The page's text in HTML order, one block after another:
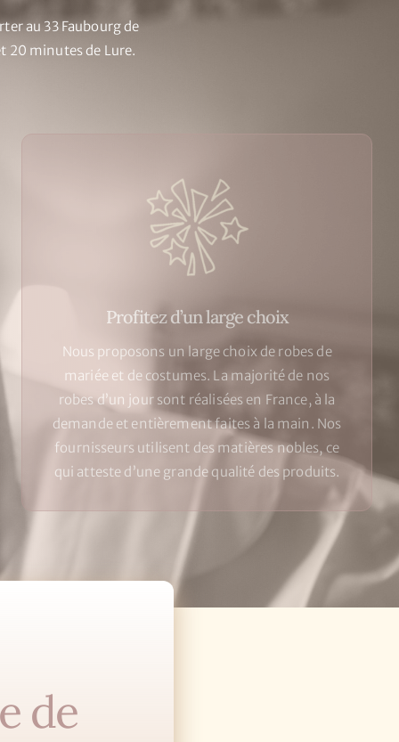
au 33 Faubourg de
20 minutes de Lure.
Profitez d’un large choix
Nous proposons un large choix de robes de
mariée et de costumes. La majorité de nos
robes d’un jour sont réalisées en France, à la
demande et entièrement faites à la main. Nos
fournisseurs utilisent des matières nobles, ce
qui atteste d’une grande qualité des produits.
de